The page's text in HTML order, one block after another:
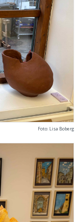
Foto: Lisa Boberg